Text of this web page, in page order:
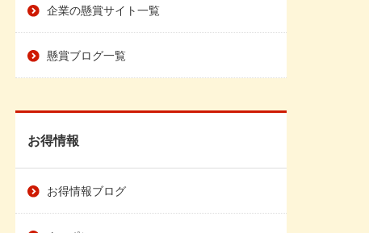
企業の懸賞サイト一覧
懸賞ブログ一覧
お得情報
お得情報ブログ